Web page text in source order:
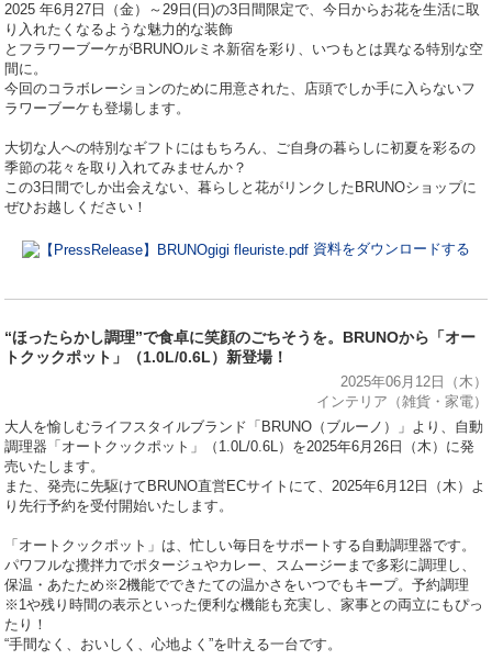
2025 年6月27日（金）～29日(日)の3日間限定で、今日からお花を生活に取
り入れたくなるような魅力的な装飾
とフラワーブーケがBRUNOルミネ新宿を彩り、いつもとは異なる特別な空
間に。
今回のコラボレーションのために用意された、店頭でしか手に入らないフ
ラワーブーケも登場します。
⼤切な⼈への特別なギフトにはもちろん、ご自身の暮らしに初夏を彩るの
季節の花々を取り入れてみませんか？
この3日間でしか出会えない、暮らしと花がリンクしたBRUNOショップに
ぜひお越しください！
資料をダウンロードする
“ほったらかし調理”で食卓に笑顔のごちそうを。BRUNOから「オー
トクックポット」（1.0L/0.6L）新登場！
2025年06月12日（木）
インテリア（雑貨・家電）
⼤⼈を愉しむライフスタイルブランド「BRUNO（ブルーノ）」より、自動
調理器「オートクックポット」（1.0L/0.6L）を2025年6月26日（木）に発
売いたします。
また、発売に先駆けてBRUNO直営ECサイトにて、2025年6月12日（木）よ
り先⾏予約を受付開始いたします。
「オートクックポット」は、忙しい毎日をサポートする自動調理器です。
パワフルな攪拌力でポタージュやカレー、スムージーまで多彩に調理し、
保温・あたため※2機能でできたての温かさをいつでもキープ。予約調理
※1や残り時間の表示といった便利な機能も充実し、家事との両立にもぴっ
たり！
“手間なく、おいしく、心地よく”を叶える一台です。